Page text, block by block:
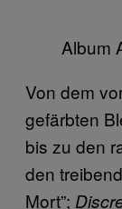
Album
Von dem
gefärbten
bis zu den
den
Mort”;